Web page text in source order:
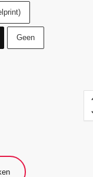
Geen